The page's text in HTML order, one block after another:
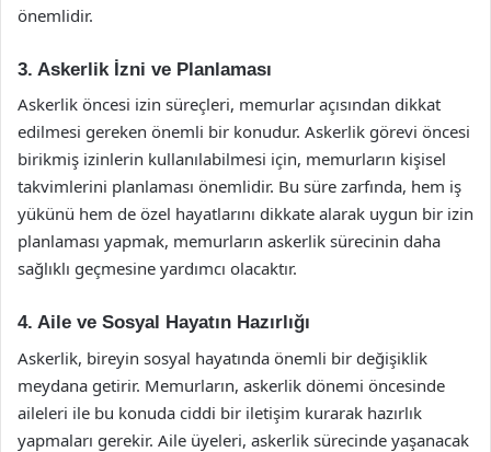
önemlidir.
3. Askerlik İzni ve Planlaması
Askerlik öncesi izin süreçleri, memurlar açısından dikkat
edilmesi gereken önemli bir konudur. Askerlik görevi öncesi
birikmiş izinlerin kullanılabilmesi için, memurların kişisel
takvimlerini planlaması önemlidir. Bu süre zarfında, hem iş
yükünü hem de özel hayatlarını dikkate alarak uygun bir izin
planlaması yapmak, memurların askerlik sürecinin daha
sağlıklı geçmesine yardımcı olacaktır.
4. Aile ve Sosyal Hayatın Hazırlığı
Askerlik, bireyin sosyal hayatında önemli bir değişiklik
meydana getirir. Memurların, askerlik dönemi öncesinde
aileleri ile bu konuda ciddi bir iletişim kurarak hazırlık
yapmaları gerekir. Aile üyeleri, askerlik sürecinde yaşanacak